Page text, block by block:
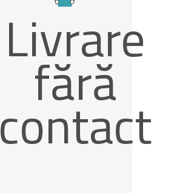
Livrare
fără
contact